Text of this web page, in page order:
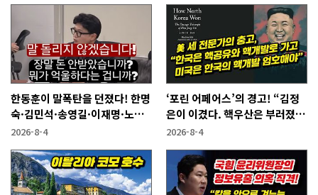
한동훈이 말폭탄을 던졌다! 한명
숙·김민석·송영길·이재명·노
무현에게
2026-8-4
‘포린 어페어스’의 경고! “김정
은이 이겼다. 핵우산은 부러졌
다”
2026-8-4